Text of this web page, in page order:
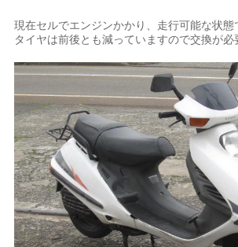
現在セルでエンジンかかり、走行可能な状態
タイヤは前後とも減っていますので交換が必